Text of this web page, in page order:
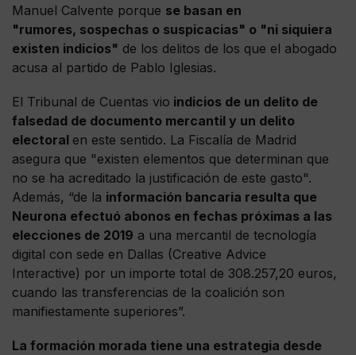
Manuel Calvente porque se basan en
"rumores, sospechas o suspicacias" o "ni siquiera
existen indicios" de los delitos de los que el abogado
acusa al partido de Pablo Iglesias.
El Tribunal de Cuentas vio indicios de un delito de
falsedad de documento mercantil y un delito
electoral en este sentido. La Fiscalía de Madrid
asegura que "existen elementos que determinan que
no se ha acreditado la justificación de este gasto".
Además, “de la información bancaria resulta que
Neurona efectuó abonos en fechas próximas a las
elecciones de 2019 a una mercantil de tecnología
digital con sede en Dallas (Creative Advice
Interactive) por un importe total de 308.257,20 euros,
cuando las transferencias de la coalición son
manifiestamente superiores”.
La formación morada tiene una estrategia desde